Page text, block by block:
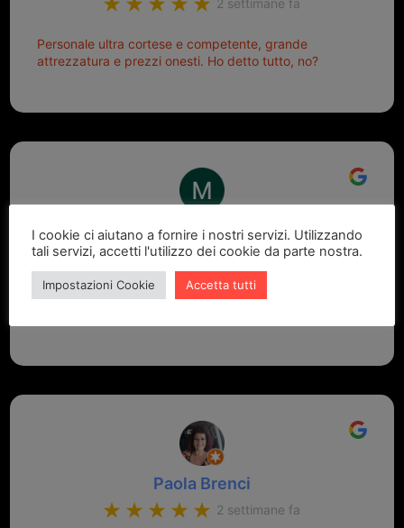
2 settimane fa
Personale ultra cortese e competente, grande
attrezzatura e prezzi onesti. Ho detto tutto, no?
Marcello Dastoli
2 settimane fa
GRANDE PROFESSIONALITA' E DISPONIBILITA' - UN
Paola Brenci
2 settimane fa
I cookie ci aiutano a fornire i nostri servizi. Utilizzando
tali servizi, accetti l'utilizzo dei cookie da parte nostra.
Impostazioni Cookie Accetta tutti